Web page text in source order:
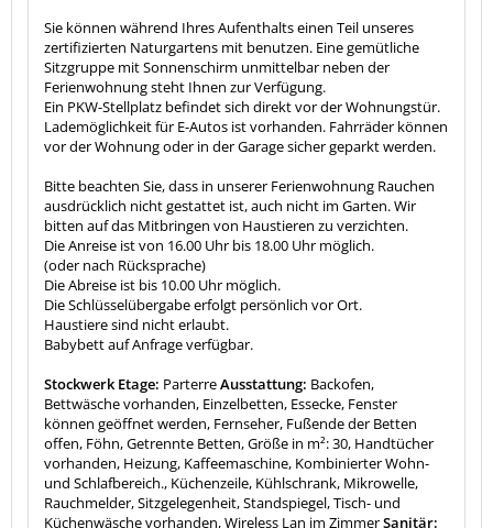
Sie können während Ihres Aufenthalts einen Teil unseres
zertifizierten Naturgartens mit benutzen. Eine gemütliche
Sitzgruppe mit Sonnenschirm unmittelbar neben der
Ferienwohnung steht Ihnen zur Verfügung.
Ein PKW-Stellplatz befindet sich direkt vor der Wohnungstür.
Lademöglichkeit für E-Autos ist vorhanden. Fahrräder können
vor der Wohnung oder in der Garage sicher geparkt werden.
Bitte beachten Sie, dass in unserer Ferienwohnung Rauchen
ausdrücklich nicht gestattet ist, auch nicht im Garten. Wir
bitten auf das Mitbringen von Haustieren zu verzichten.
Die Anreise ist von 16.00 Uhr bis 18.00 Uhr möglich.
(oder nach Rücksprache)
Die Abreise ist bis 10.00 Uhr möglich.
Die Schlüsselübergabe erfolgt persönlich vor Ort.
Haustiere sind nicht erlaubt.
Babybett auf Anfrage verfügbar.
Stockwerk Etage: ParterreAusstattung: Backofen,
Bettwäsche vorhanden, Einzelbetten, Essecke, Fenster
können geöffnet werden, Fernseher, Fußende der Betten
offen, Föhn, Getrennte Betten, Größe in m²: 30, Handtücher
vorhanden, Heizung, Kaffeemaschine, Kombinierter Wohn-
und Schlafbereich., Küchenzeile, Kühlschrank, Mikrowelle,
Rauchmelder, Sitzgelegenheit, Standspiegel, Tisch- und
Küchenwäsche vorhanden, Wireless Lan im ZimmerSanitär: